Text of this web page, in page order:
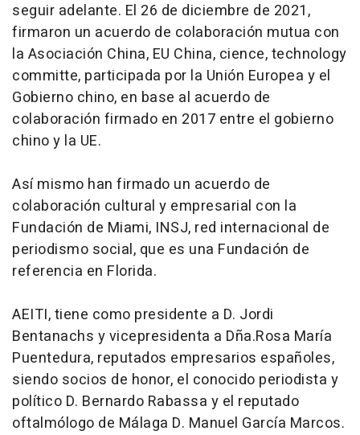
seguir adelante. El 26 de diciembre de 2021,
firmaron un acuerdo de colaboración mutua con
la Asociación China, EU China, cience, technology
committe, participada por la Unión Europea y el
Gobierno chino, en base al acuerdo de
colaboración firmado en 2017 entre el gobierno
chino y la UE.
Así mismo han firmado un acuerdo de
colaboración cultural y empresarial con la
Fundación de Miami, INSJ, red internacional de
periodismo social, que es una Fundación de
referencia en Florida.
AEITI, tiene como presidente a D. Jordi
Bentanachs y vicepresidenta a Dña.Rosa María
Puentedura, reputados empresarios españoles,
siendo socios de honor, el conocido periodista y
político D. Bernardo Rabassa y el reputado
oftalmólogo de Málaga D. Manuel García Marcos.